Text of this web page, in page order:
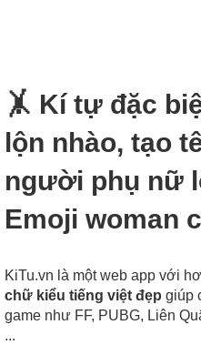
🤸‍ Kí tự đặc
lộn nhào, tạo
người phụ nữ
Emoji woman
KiTu.vn là một web app với
chữ kiểu tiếng việt đẹp giúp
game như FF, PUBG, Liên
...